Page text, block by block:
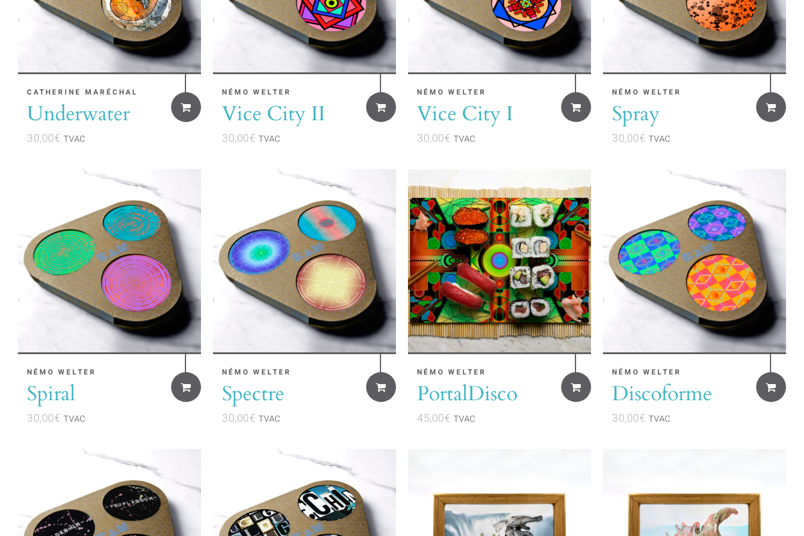
CATHERINE MARÉCHAL
Underwater
30,00€ TVAC
NÉMO WELTER
Vice City II
30,00€ TVAC
NÉMO WELTER
Vice City I
30,00€ TVAC
NÉMO WELTER
Spray
30,00€ TVAC
NÉMO WELTER
Spiral
30,00€ TVAC
NÉMO WELTER
Spectre
30,00€ TVAC
NÉMO WELTER
PortalDisco
45,00€ TVAC
NÉMO WELTER
Discoforme
30,00€ TVAC